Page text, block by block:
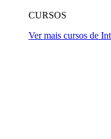
CURSOS
Ver mais cursos de